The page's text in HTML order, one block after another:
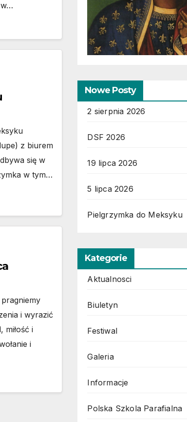
w…
z biurem
się w
w tym…
i wyrazić
miłość i
i
Nowe Posty
2 sierpnia 2026
DSF 2026
19 lipca 2026
5 lipca 2026
Pielgrzymka do Meksyku
Kategorie
Aktualnosci
Biuletyn
Festiwal
Galeria
Informacje
Polska Szkola Parafialna